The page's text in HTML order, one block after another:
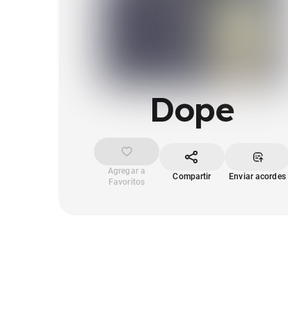
Dope
Agregar a
Favoritos
Compartir Enviar acordes